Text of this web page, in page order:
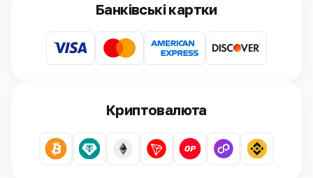
Банківські картки
Криптовалюта